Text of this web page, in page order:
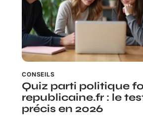
CONSEILS
Quiz parti politique
republicaine.fr : le
précis en 2026